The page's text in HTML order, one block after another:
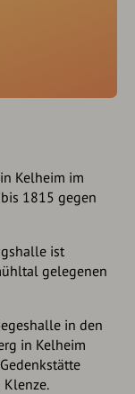
Kelheim im
1815 gegen
ist
gelegenen
in den
in Kelheim
Klenze.